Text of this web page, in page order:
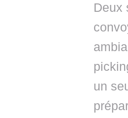
Deux
un